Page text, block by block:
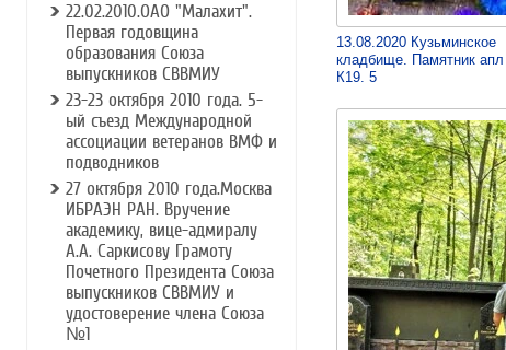
22.02.2010.ОАО "Малахит".
Первая годовщина
образования Союза
выпускников СВВМИУ
23-23 октября 2010 года. 5-
ый съезд Международной
ассоциации ветеранов ВМФ и
подводников
27 октября 2010 года.Москва
ИБРАЭН РАН. Вручение
академику, вице-адмиралу
А.А. Саркисову Грамоту
Почетного Президента Союза
выпускников СВВМИУ и
удостоверение члена Союза
№1
13.08.2020 Кузьминское
кладбище. Памятник апл
К19. 5